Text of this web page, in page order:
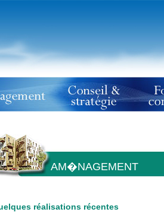
AM�NAGEMENT
réalisations récentes